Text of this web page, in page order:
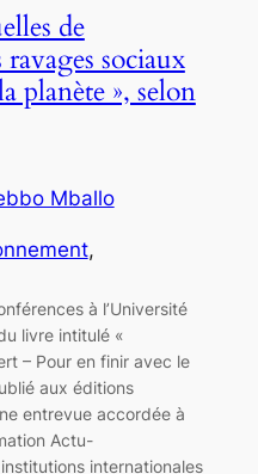
de
sociaux
planète », selon
Mballo
à l’Université
livre intitulé «
– Pour en finir avec le
aux éditions
entrevue accordée à
Actu-
internationales